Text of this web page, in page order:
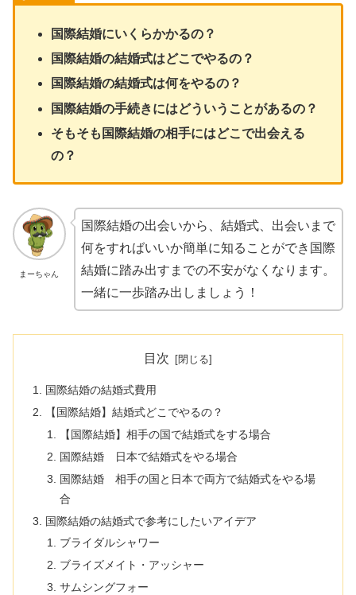
国際結婚にいくらかかるの？
国際結婚の結婚式はどこでやるの？
国際結婚の結婚式は何をやるの？
国際結婚の手続きにはどういうことがあるの？
そもそも国際結婚の相手にはどこで出会える
の？
まーちゃん
国際結婚の出会いから、結婚式、出会いまで
何をすればいいか簡単に知ることができ国際
結婚に踏み出すまでの不安がなくなります。
一緒に一歩踏み出しましょう！
目次
国際結婚の結婚式費用
【国際結婚】結婚式どこでやるの？
【国際結婚】相手の国で結婚式をする場合
国際結婚 日本で結婚式をやる場合
国際結婚 相手の国と日本で両方で結婚式をやる場
合
国際結婚の結婚式で参考にしたいアイデア
ブライダルシャワー
ブライズメイト・アッシャー
サムシングフォー